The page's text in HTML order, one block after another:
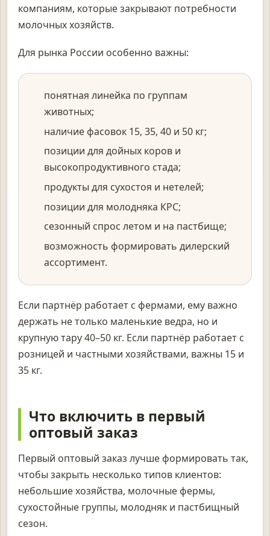
компаниям, которые закрывают потребности
молочных хозяйств.
Для рынка России особенно важны:
понятная линейка по группам
животных;
наличие фасовок 15, 35, 40 и 50 кг;
позиции для дойных коров и
высокопродуктивного стада;
продукты для сухостоя и нетелей;
позиции для молодняка КРС;
сезонный спрос летом и на пастбище;
возможность формировать дилерский
ассортимент.
Если партнёр работает с фермами, ему важно
держать не только маленькие ведра, но и
крупную тару 40–50 кг. Если партнёр работает с
розницей и частными хозяйствами, важны 15 и
35 кг.
Что включить в первый
оптовый заказ
Первый оптовый заказ лучше формировать так,
чтобы закрыть несколько типов клиентов:
небольшие хозяйства, молочные фермы,
сухостойные группы, молодняк и пастбищный
сезон.